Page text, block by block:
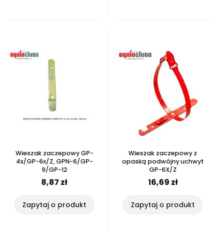
Wieszak zaczepowy GP-
4x/GP-6x/Z, GPN-6/GP-
9/GP-12
8,87 zł
Zapytaj o produkt
Wieszak zaczepowy z
opaską podwójny uchwyt
GP-6X/Z
16,69 zł
Zapytaj o produkt